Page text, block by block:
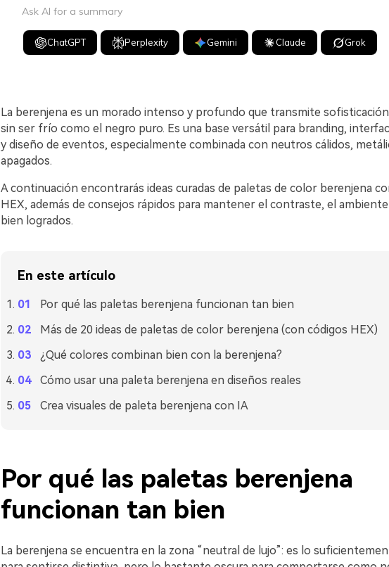
Ask AI for a summary
ChatGPT Perplexity Gemini Claude Grok
La berenjena es un morado intenso y profundo que transmite
sin ser frío como el negro puro. Es una base versátil para branding,
y diseño de eventos, especialmente combinada con neutros cálidos,
apagados.
A continuación encontrarás ideas curadas de paletas de color berenjena
HEX, además de consejos rápidos para mantener el contraste, el ambiente
bien logrados.
En este artículo
Por qué las paletas berenjena funcionan tan bien
Más de 20 ideas de paletas de color berenjena (con códigos HEX)
¿Qué colores combinan bien con la berenjena?
Cómo usar una paleta berenjena en diseños reales
Crea visuales de paleta berenjena con IA
Por qué las paletas berenjena
funcionan tan bien
La berenjena se encuentra en la zona “neutral de lujo”: es lo